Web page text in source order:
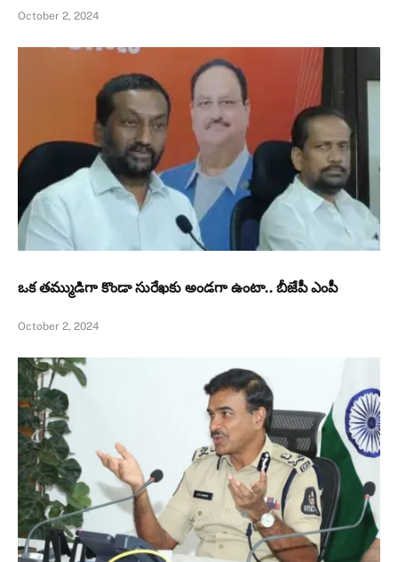
October 2, 2024
ఒక తమ్ముడిగా కొండా సురేఖకు అండగా ఉంటా.. బీజేపీ ఎంపీ
October 2, 2024